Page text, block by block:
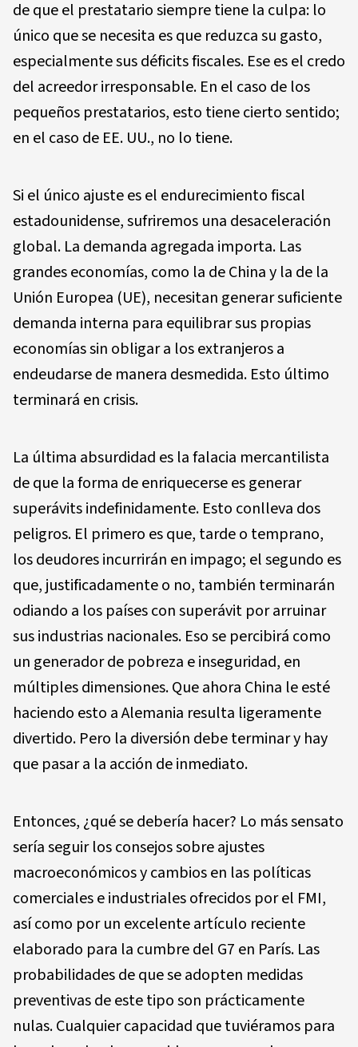
de que el prestatario siempre tiene la culpa: lo
único que se necesita es que reduzca su gasto,
especialmente sus déficits fiscales. Ese es el credo
del acreedor irresponsable. En el caso de los
pequeños prestatarios, esto tiene cierto sentido;
en el caso de EE. UU., no lo tiene.
Si el único ajuste es el endurecimiento fiscal
estadounidense, sufriremos una desaceleración
global. La demanda agregada importa. Las
grandes economías, como la de China y la de la
Unión Europea (UE), necesitan generar suficiente
demanda interna para equilibrar sus propias
economías sin obligar a los extranjeros a
endeudarse de manera desmedida. Esto último
terminará en crisis.
La última absurdidad es la falacia mercantilista
de que la forma de enriquecerse es generar
superávits indefinidamente. Esto conlleva dos
peligros. El primero es que, tarde o temprano,
los deudores incurrirán en impago; el segundo es
que, justificadamente o no, también terminarán
odiando a los países con superávit por arruinar
sus industrias nacionales. Eso se percibirá como
un generador de pobreza e inseguridad, en
múltiples dimensiones. Que ahora China le esté
haciendo esto a Alemania resulta ligeramente
divertido. Pero la diversión debe terminar y hay
que pasar a la acción de inmediato.
Entonces, ¿qué se debería hacer? Lo más sensato
sería seguir los consejos sobre ajustes
macroeconómicos y cambios en las políticas
comerciales e industriales ofrecidos por el FMI,
así como por un excelente artículo reciente
elaborado para la cumbre del G7 en París. Las
probabilidades de que se adopten medidas
preventivas de este tipo son prácticamente
nulas. Cualquier capacidad que tuviéramos para